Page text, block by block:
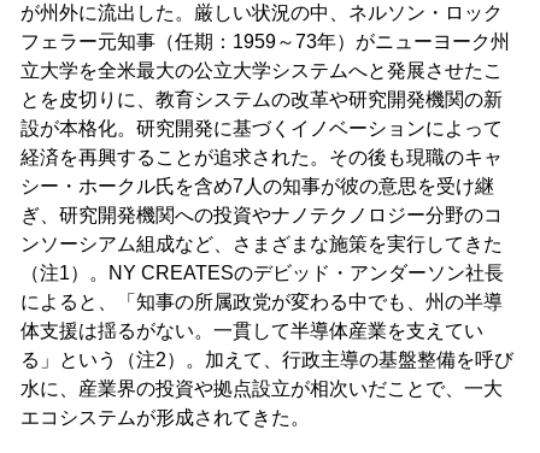
が州外に流出した。厳しい状況の中、ネルソン・ロック
フェラー元知事（任期：1959～73年）がニューヨーク州
立大学を全米最大の公立大学システムへと発展させたこ
とを皮切りに、教育システムの改革や研究開発機関の新
設が本格化。研究開発に基づくイノベーションによって
経済を再興することが追求された。その後も現職のキャ
シー・ホークル氏を含め7人の知事が彼の意思を受け継
ぎ、研究開発機関への投資やナノテクノロジー分野のコ
ンソーシアム組成など、さまざまな施策を実行してきた
（注1）。NY CREATESのデビッド・アンダーソン社長
によると、「知事の所属政党が変わる中でも、州の半導
体支援は揺るがない。一貫して半導体産業を支えてい
る」という（注2）。加えて、行政主導の基盤整備を呼び
水に、産業界の投資や拠点設立が相次いだことで、一大
エコシステムが形成されてきた。